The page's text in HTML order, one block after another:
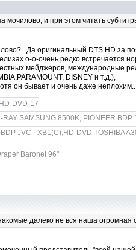
и при этом читать
Да оригинальный DTS HD за
о-о-очень редко встречается
мейджеров, международные
DISNEY и т.д.),
он бывает и очень даже неплохим...
DVD-17
SAMSUNG 8500K, PIONEER
JVC - XB1(C),HD-DVD TOSHIBA
Baronet 96"
далеко не вся наша огромная